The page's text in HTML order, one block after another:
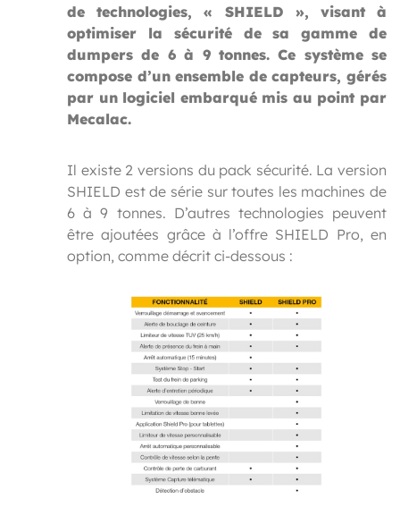
de technologies, « SHIELD », visant à
optimiser la sécurité de sa gamme de
dumpers de 6 à 9 tonnes. Ce système se
compose d’un ensemble de capteurs, gérés
par un logiciel embarqué mis au point par
Mecalac.
Il existe 2 versions du pack sécurité. La version
SHIELD est de série sur toutes les machines de
6 à 9 tonnes. D’autres technologies peuvent
être ajoutées grâce à l’offre SHIELD Pro, en
option, comme décrit ci-dessous :